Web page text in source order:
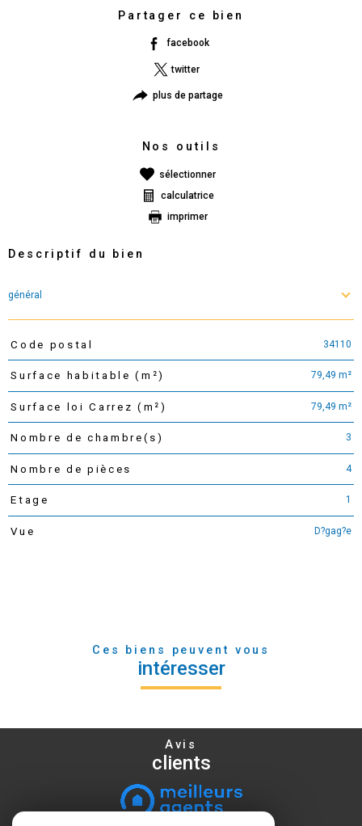
Partager ce bien
facebook
twitter
plus de partage
Nos outils
sélectionner
calculatrice
imprimer
Descriptif du bien
général
TRAD_PAMPERO_Caracteristique
Code postal 34110
Surface habitable (m²) 79,49 m²
Surface loi Carrez (m²) 79,49 m²
Nombre de chambre(s) 3
Nombre de pièces 4
Etage 1
Vue D?gag?e
Ces biens peuvent vous
intéresser
Avis
clients